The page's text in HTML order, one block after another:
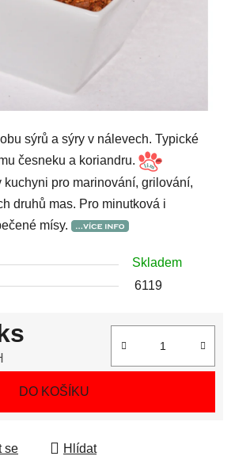
sýrů a sýry v nálevech. Typické
česneku a koriandru.
pro marinování, grilování,
druhů mas. Pro minutková i
mísy.
Skladem
6119
DO KOŠÍKU
se Hlídat